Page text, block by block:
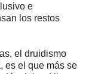
e
los restos
el druidismo
es el que más se